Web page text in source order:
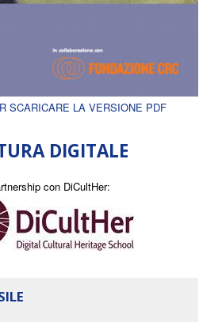
SCARICARE LA VERSIONE PDF
DIGITALE
con DiCultHer: